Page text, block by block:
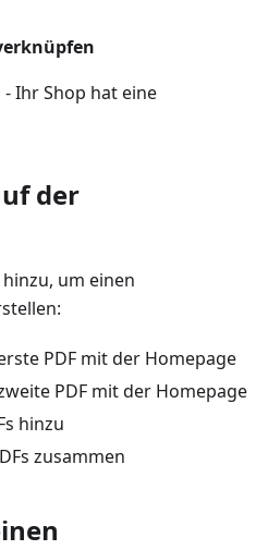
Ihr Shop hat eine
der
hinzu, um einen
PDF mit der Homepage
PDF mit der Homepage
hinzu
zusammen